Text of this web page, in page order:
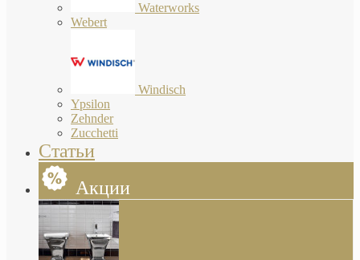
Waterworks
Webert
Windisch
Ypsilon
Zehnder
Zucchetti
Статьи
Акции